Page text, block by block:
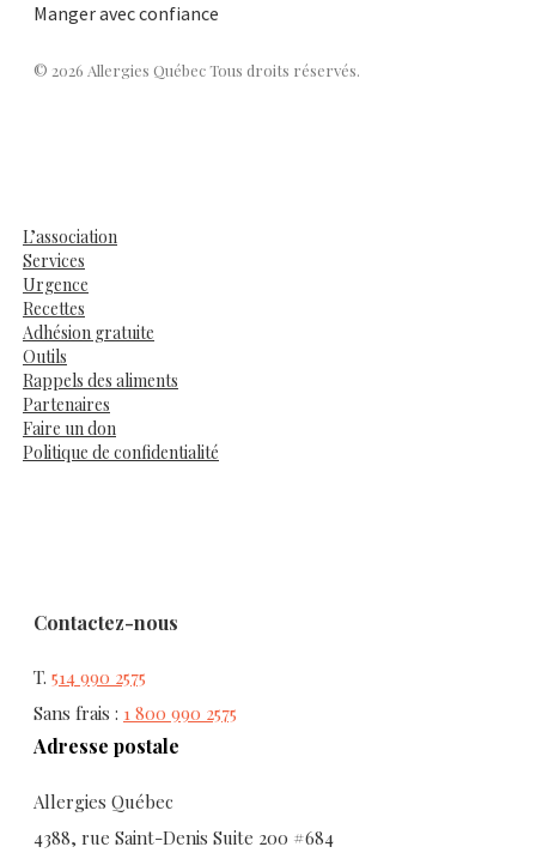
Manger avec confiance
© 2026 Allergies Québec Tous droits réservés.
L’association
Services
Urgence
Recettes
Adhésion gratuite
Outils
Rappels des aliments
Partenaires
Faire un don
Politique de confidentialité
Contactez-nous
T. 514 990 2575
Sans frais : 1 800 990 2575
Adresse postale
Allergies Québec
4388, rue Saint-Denis Suite 200 #684